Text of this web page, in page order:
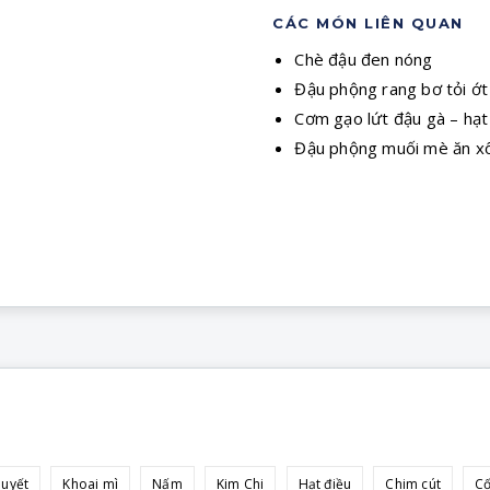
CÁC MÓN LIÊN QUAN
Chè đậu đen nóng
Đậu phộng rang bơ tỏi
Cơm gạo lứt đậu gà –
Đậu phộng muối mè ăn
Khoai mì Nấm Kim Chi Hạt điều Chim cút